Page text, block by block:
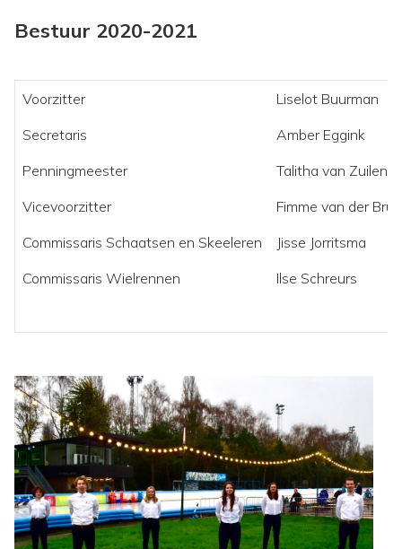
Bestuur 2020-2021
Voorzitter
Liselot Buurman
Secretaris
Amber Eggink
Penningmeester
Talitha van Zuilen
Vicevoorzitter
Fimme van der Brug
Commissaris Schaatsen en Skeeleren
Jisse Jorritsma
Commissaris Wielrennen
Ilse Schreurs